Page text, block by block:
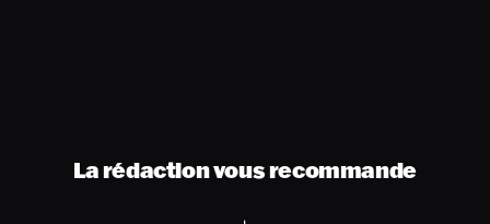
La rédaction vous recommande